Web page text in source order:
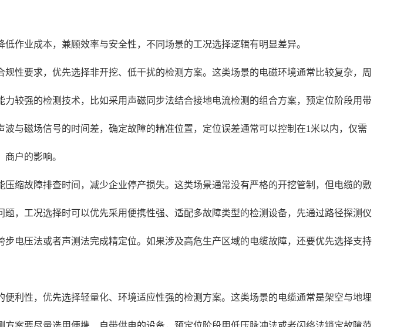
作业成本，兼顾效率与安全性，不同场景的工况选择逻辑有明显差异。
性要求，优先选择非开挖、低干扰的检测方案。这类场景的电磁环境通常比较复杂，周
较强的检测技术，比如采用声磁同步法结合接地电流检测的组合方案，预定位阶段用带
与磁场信号的时间差，确定故障的精准位置，定位误差通常可以控制在1米以内，仅需
户的影响。
缩故障排查时间，减少企业停产损失。这类场景通常没有严格的开挖管制，但电缆的敷
，工况选择时可以优先采用便携性强、适配多故障类型的检测设备，先通过路径探测仪
电压法或者声测法完成精定位。如果涉及高危生产区域的电缆故障，还要优先选择支持
利性，优先选择轻量化、环境适应性强的检测方案。这类场景的电缆通常是架空与地埋